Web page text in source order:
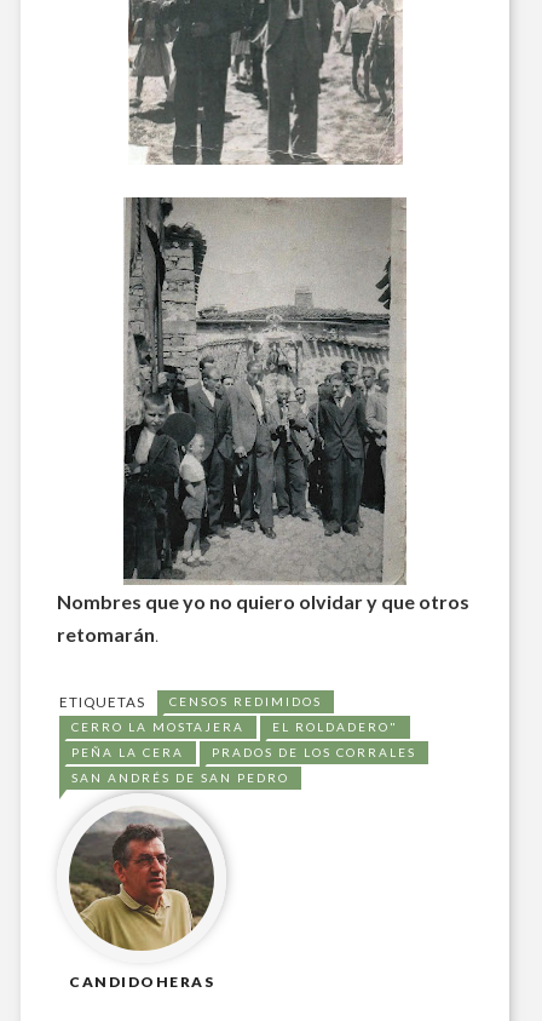
Nombres que yo no quiero olvidar y que otros
retomarán.
ETIQUETAS
CENSOS REDIMIDOS
CERRO LA MOSTAJERA
EL ROLDADERO"
PEÑA LA CERA
PRADOS DE LOS CORRALES
SAN ANDRÉS DE SAN PEDRO
CANDIDOHERAS